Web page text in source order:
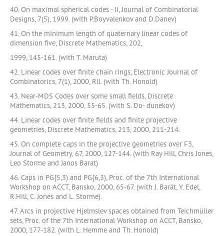
40. On maximal spherical codes - II, Journal of Combinatorial
Designs, 7(5), 1999. (with P.Boyvalenkov and D.Danev)
41. On the minimum length of quaternary linear codes of
dimension five, Discrete Mathematics, 202,
1999, 145-161. (with T. Maruta)
42. Linear codes over finite chain rings, Electronic Journal of
Combinatorics, 7(1), 2000, Rll. (with Th. Honold)
43. Near-MDS Codes over some small fields, Discrete
Mathematics, 213, 2000, 55-65. (with S. Do- dunekov)
44. Linear codes over finite fields and finite projective
geometries, Discrete Mathematics, 213, 2000, 211-214.
45. On complete caps in the projective geometries over F3,
Journal of Geometry, 67, 2000, 127-144. (with Ray Hill, Chris Jones,
Leo Storme and Janos Barat)
46. Caps in PG{5,3) and PG{6,3), Proc. of the 7th International
Workshop on ACCT, Bansko, 2000, 65-67. (with J. Barät, Y. Edel,
R.Hill, C. Jones and L. Storme).
47. Arcs in projective Hjelmslev spaces obtained from Teichmüller
sets, Proc. of the 7th International Workshop on ACCT, Bansko,
2000, 177-182. (with L. Hemme and Th. Honold)